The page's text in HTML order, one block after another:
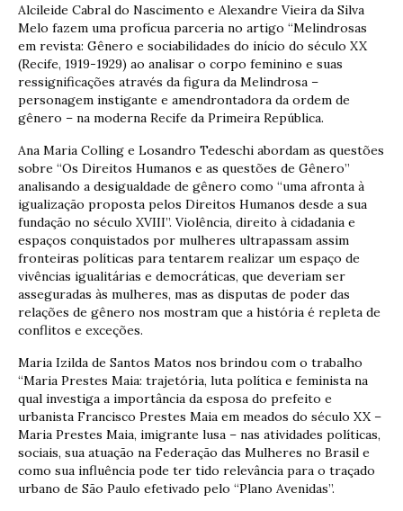
Alcileide Cabral do Nascimento e Alexandre Vieira da Silva
Melo fazem uma profícua parceria no artigo “Melindrosas
em revista: Gênero e sociabilidades do início do século XX
(Recife, 1919-1929) ao analisar o corpo feminino e suas
ressignificações através da figura da Melindrosa –
personagem instigante e amendrontadora da ordem de
gênero – na moderna Recife da Primeira República.
Ana Maria Colling e Losandro Tedeschi abordam as questões
sobre “Os Direitos Humanos e as questões de Gênero”
analisando a desigualdade de gênero como “uma afronta à
igualização proposta pelos Direitos Humanos desde a sua
fundação no século XVIII”. Violência, direito à cidadania e
espaços conquistados por mulheres ultrapassam assim
fronteiras políticas para tentarem realizar um espaço de
vivências igualitárias e democráticas, que deveriam ser
asseguradas às mulheres, mas as disputas de poder das
relações de gênero nos mostram que a história é repleta de
conflitos e exceções.
Maria Izilda de Santos Matos nos brindou com o trabalho
“Maria Prestes Maia: trajetória, luta política e feminista na
qual investiga a importância da esposa do prefeito e
urbanista Francisco Prestes Maia em meados do século XX –
Maria Prestes Maia, imigrante lusa – nas atividades políticas,
sociais, sua atuação na Federação das Mulheres no Brasil e
como sua influência pode ter tido relevância para o traçado
urbano de São Paulo efetivado pelo “Plano Avenidas”.